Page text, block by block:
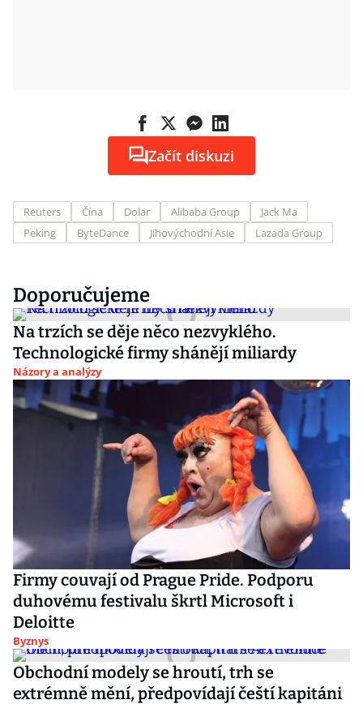
Začít diskuzi
Reuters Čína Dolar Alibaba Group
Jack Ma
Peking
ByteDance Jihovýchodní Asie Lazada Group
Doporučujeme
Na trzích se děje něco nezvyklého.
Technologické firmy shánějí miliardy
Názory a analýzy
Firmy couvají od Prague Pride. Podporu
duhovému festivalu škrtl Microsoft i
Deloitte
Byznys
Obchodní modely se hroutí, trh se
extrémně mění, předpovídají čeští kapitáni